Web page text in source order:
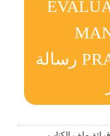
PRACTICES (BMPS) رسالة